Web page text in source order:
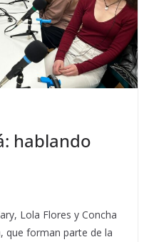
hablando
Lola Flores y Concha
que forman parte de la